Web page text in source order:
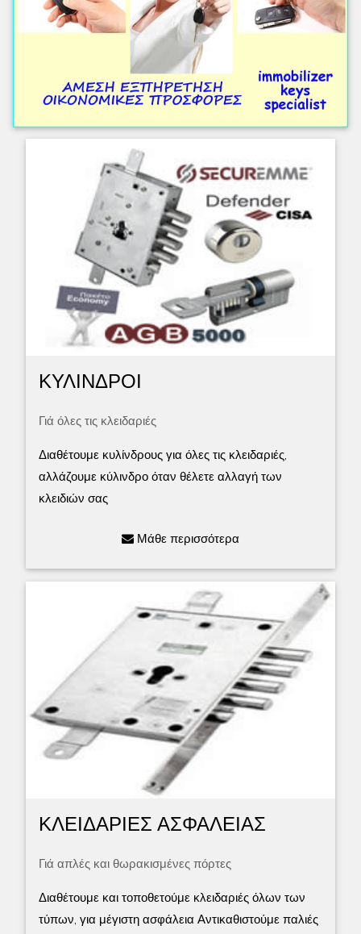
ΚΥΛΙΝΔΡΟΙ
Γιά όλες τις κλειδαριές
Διαθέτουμε κυλίνδρους για όλες τις κλειδαριές,
αλλάζουμε κύλινδρο όταν θέλετε αλλαγή των
κλειδιών σας
Μάθε περισσότερα
ΚΛΕΙΔΑΡΙΕΣ ΑΣΦΑΛΕΙΑΣ
Γιά απλές και θωρακισμένες πόρτες
Διαθέτουμε και τοποθετούμε κλειδαριές όλων των
τύπων, για μέγιστη ασφάλεια Αντικαθιστούμε παλιές